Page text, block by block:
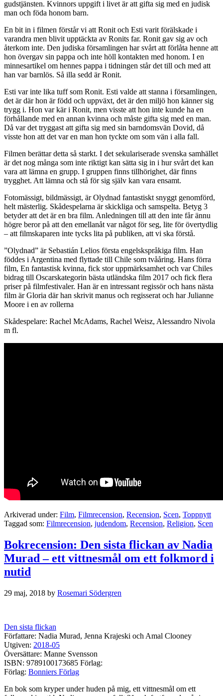
gudstjänsten. Kvinnors uppgift i livet är att gifta sig med en judisk
man och föda honom barn.
En bit in i filmen förstår vi att Ronit och Esti varit förälskade i
varandra men blivit upptäckta av Ronits far. Ronit gav sig av och
återkom inte. Den judiska församlingen har svårt att förlåta henne att
hon övergav sin pappa och inte höll kontakten med honom. I en
minnesartikel om hennes pappa i tidningen står det till och med att
han var barnlös. Så illa sedd är Ronit.
Esti var inte lika tuff som Ronit. Esti valde att stanna i församlingen,
det är där hon är född och uppväxt, det är den miljö hon känner sig
trygg i. Hon var kär i Ronit, men visste att hon inte kunde ha en
förhållande med en annan kvinna och måste gifta sig med en man.
Då var det tryggast att gifta sig med sin barndomsvän Dovid, då
visste hon att det var en man hon tyckte om som vän i alla fall.
Filmen berättar detta så starkt. I det sekulariserade svenska samhället
är det nog många som inte riktigt kan sätta sig in i hur svårt det kan
vara att lämna en grupp. I gruppen finns tillhörighet, där finns
trygghet. Att lämna och stå för sig själv kan vara ensamt.
Fotomässigt, bildmässigt, är Olydnad fantastiskt snyggt genomförd,
helt mästerlig. Skådespelarna är skickliga och samspelta. Betyg 3
betyder att det är en bra film. Anledningen till att den inte får ännu
högre beror på att den emellanåt var något för seg, lite för övertydlig
– att filmskaparen inte tycks lita på publiken, att vi ska förstå.
”Olydnad” är Sebastián Lelios första engelskspråkiga film. Han
föddes i Argentina med flyttade till Chile som tvååring. Hans förra
film, En fantastisk kvinna, fick stor uppmärksamhet och var Chiles
bidrag till Oscarskategorin bästa utländska film 2017 och fick flera
priser på filmfestivaler. Han är en intressant regissör och hans nästa
film är Gloria där han skrivit manus och regisserat och har Julianne
Moore i en av rollerna
Skådespelare: Rachel McAdams, Rachel Weisz, Alessandro Nivola
m fl.
Arkiverad under: Film, Filmrecension, Recension, Scen, Toppnytt
Taggad som: Filmrecension, judendom, Recension, Religion, Scen
Bokrecension: Den sista flickan av Nadia
Murad – ett vittnesmål om ett folkmord i
nutid
29 maj, 2018 by Rosemari Södergren
Den sista flickan
Författare: Nadia Murad, Jenna Krajeski och Amal Clooney
Utgiven: 2018-05
Översättare: Manne Svensson
ISBN: 9789100173685 Förlag:
Förlag: Bonniers Förlag
En bok som kryper under huden på mig, ett vittnesmål om ett